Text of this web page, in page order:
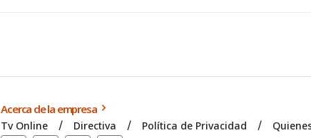
Acerca de la empresa
Tv Online Directiva Política de Privacidad